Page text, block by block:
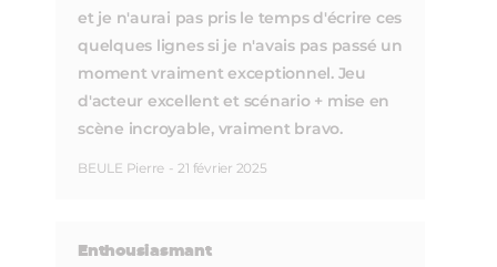
et je n'aurai pas pris le temps d'écrire ces
quelques lignes si je n'avais pas passé un
moment vraiment exceptionnel. Jeu
d'acteur excellent et scénario + mise en
scène incroyable, vraiment bravo.
BEULE Pierre - 21 février 2025
Enthousiasmant